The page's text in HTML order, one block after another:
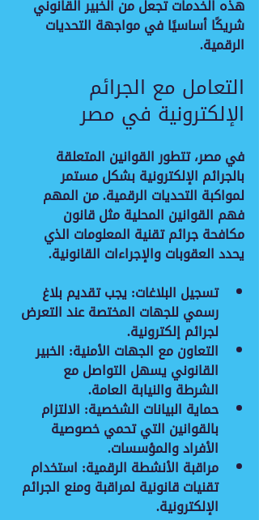
هذه الخدمات تجعل من الخبير القانوني
شريكًا أساسيًا في مواجهة التحديات
الرقمية.
التعامل مع الجرائم
الإلكترونية في مصر
في مصر، تتطور القوانين المتعلقة
بالجرائم الإلكترونية بشكل مستمر
لمواكبة التحديات الرقمية. من المهم
فهم القوانين المحلية مثل قانون
مكافحة جرائم تقنية المعلومات الذي
يحدد العقوبات والإجراءات القانونية.
تسجيل البلاغات: يجب تقديم بلاغ
رسمي للجهات المختصة عند التعرض
لجرائم إلكترونية.
التعاون مع الجهات الأمنية: الخبير
القانوني يسهل التواصل مع
الشرطة والنيابة العامة.
حماية البيانات الشخصية: الالتزام
بالقوانين التي تحمي خصوصية
الأفراد والمؤسسات.
مراقبة الأنشطة الرقمية: استخدام
تقنيات قانونية لمراقبة ومنع الجرائم
الإلكترونية.